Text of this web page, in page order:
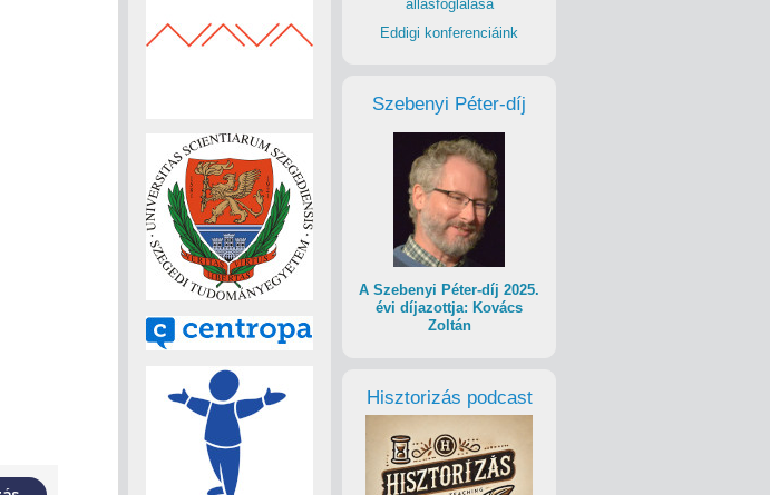
állásfoglalása
Eddigi konferenciáink
Szebenyi Péter-díj
A Szebenyi Péter-díj 2025.
évi díjazottja: Kovács
Zoltán
Hisztorizás podcast